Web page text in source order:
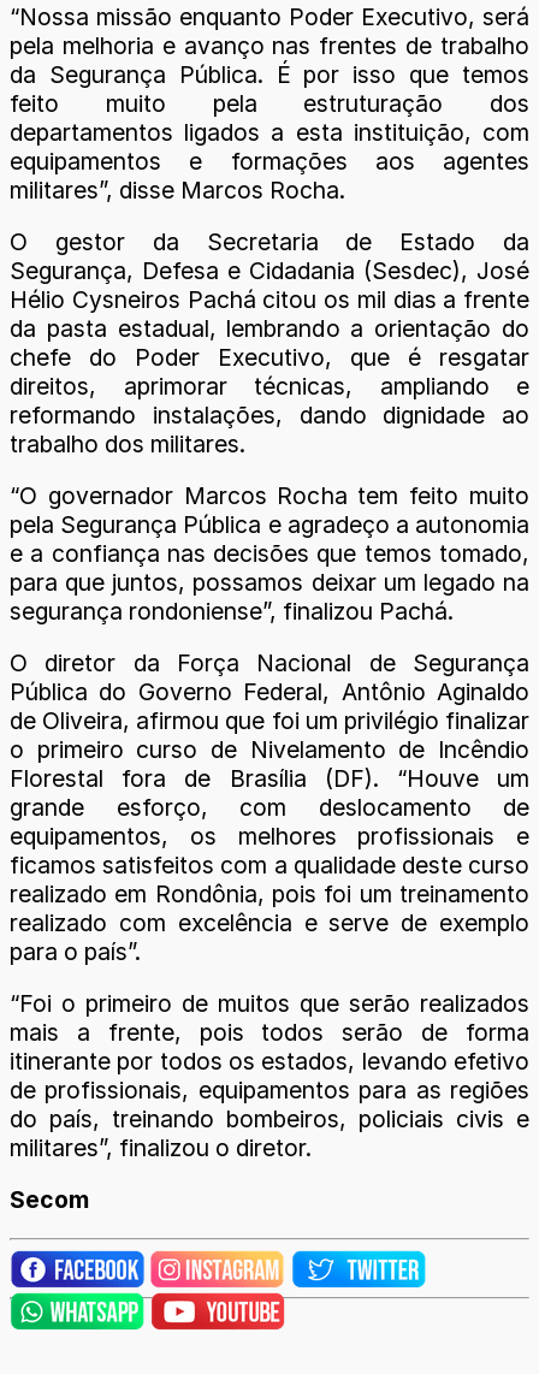
“Nossa missão enquanto Poder Executivo, será
pela melhoria e avanço nas frentes de trabalho
da Segurança Pública. É por isso que temos
feito muito pela estruturação dos
departamentos ligados a esta instituição, com
equipamentos e formações aos agentes
militares”, disse Marcos Rocha.
O gestor da Secretaria de Estado da
Segurança, Defesa e Cidadania (Sesdec), José
Hélio Cysneiros Pachá citou os mil dias a frente
da pasta estadual, lembrando a orientação do
chefe do Poder Executivo, que é resgatar
direitos, aprimorar técnicas, ampliando e
reformando instalações, dando dignidade ao
trabalho dos militares.
“O governador Marcos Rocha tem feito muito
pela Segurança Pública e agradeço a autonomia
e a confiança nas decisões que temos tomado,
para que juntos, possamos deixar um legado na
segurança rondoniense”, finalizou Pachá.
O diretor da Força Nacional de Segurança
Pública do Governo Federal, Antônio Aginaldo
de Oliveira, afirmou que foi um privilégio finalizar
o primeiro curso de Nivelamento de Incêndio
Florestal fora de Brasília (DF). “Houve um
grande esforço, com deslocamento de
equipamentos, os melhores profissionais e
ficamos satisfeitos com a qualidade deste curso
realizado em Rondônia, pois foi um treinamento
realizado com excelência e serve de exemplo
para o país”.
“Foi o primeiro de muitos que serão realizados
mais a frente, pois todos serão de forma
itinerante por todos os estados, levando efetivo
de profissionais, equipamentos para as regiões
do país, treinando bombeiros, policiais civis e
militares”, finalizou o diretor.
Secom